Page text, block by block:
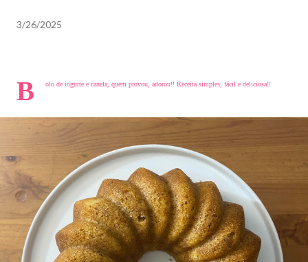
3/26/2025
B olo de iogurte e canela, quem provou, adorou!! Receita simples, fácil e deliciosa!!